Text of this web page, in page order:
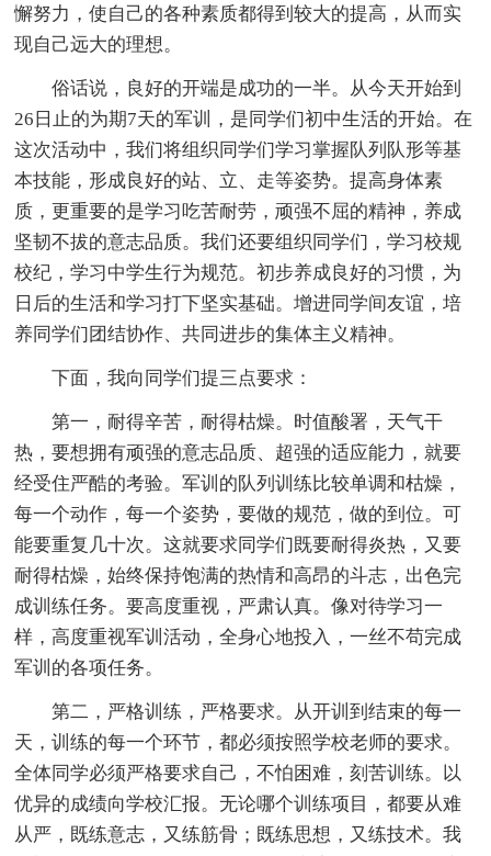
懈努力，使自己的各种素质都得到较大的提高，从而实
现自己远大的理想。
俗话说，良好的开端是成功的一半。从今天开始到
26日止的为期7天的军训，是同学们初中生活的开始。在
这次活动中，我们将组织同学们学习掌握队列队形等基
本技能，形成良好的站、立、走等姿势。提高身体素
质，更重要的是学习吃苦耐劳，顽强不屈的精神，养成
坚韧不拔的意志品质。我们还要组织同学们，学习校规
校纪，学习中学生行为规范。初步养成良好的习惯，为
日后的生活和学习打下坚实基础。增进同学间友谊，培
养同学们团结协作、共同进步的集体主义精神。
下面，我向同学们提三点要求：
第一，耐得辛苦，耐得枯燥。时值酸署，天气干
热，要想拥有顽强的意志品质、超强的适应能力，就要
经受住严酷的考验。军训的队列训练比较单调和枯燥，
每一个动作，每一个姿势，要做的规范，做的到位。可
能要重复几十次。这就要求同学们既要耐得炎热，又要
耐得枯燥，始终保持饱满的热情和高昂的斗志，出色完
成训练任务。要高度重视，严肃认真。像对待学习一
样，高度重视军训活动，全身心地投入，一丝不苟完成
军训的各项任务。
第二，严格训练，严格要求。从开训到结束的每一
天，训练的每一个环节，都必须按照学校老师的要求。
全体同学必须严格要求自己，不怕困难，刻苦训练。以
优异的成绩向学校汇报。无论哪个训练项目，都要从难
从严，既练意志，又练筋骨；既练思想，又练技术。我